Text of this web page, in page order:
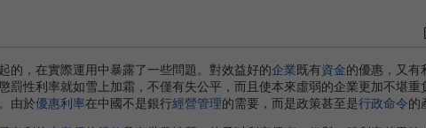
[
的，在實際運用中暴露了一些問題。對效益好的企業既有資金的優惠，又有
罰性利率就如雪上加霜，不僅有失公平，而且使本來虛弱的企業更加不堪重
由於優惠利率在中國不是銀行經營管理的需要，而是政策甚至是行政命令的